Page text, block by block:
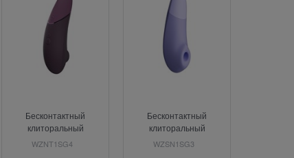
Бесконтактный
клиторальный
стимулятор Womanizer
WZNT1SG4
Бесконтактный
клиторальный
стимулятор Womanizer
WZSN1SG3